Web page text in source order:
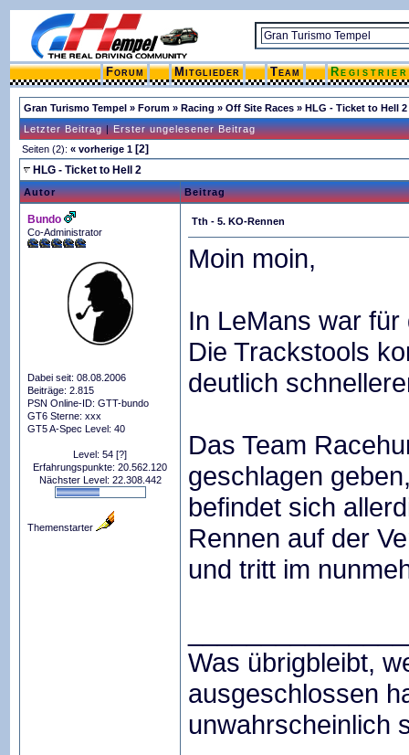
Forum Mitglieder Team
Gran Turismo Tempel » Forum » Racing » Off Site Races » HLG - Ticket to Hell 2
Letzter Beitrag|Erster ungelesener Beitrag
Seiten (2): « vorherige 1 [2]
HLG - Ticket to Hell 2
Autor Beitrag
Bundo
Co-Administrator
Dabei seit: 08.08.2006
Beiträge: 2.815
PSN Online-ID: GTT-bundo
GT6 Sterne: xxx
GT5 A-Spec Level: 40
Level: 54 [?]
Erfahrungspunkte: 20.562.120
Nächster Level: 22.308.442
Themenstarter
Tth - 5. KO-Rennen
Moin moin,
In LeMans war
Die Trackstools
deutlich
Das Team
geschlagen
befindet sich
Rennen auf der
und tritt im
Was übrigbleibt,
ausgeschlossen
unwahrscheinlich